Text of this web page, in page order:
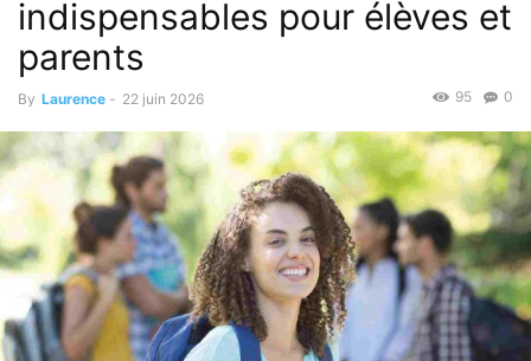
indispensables pour élèves et
parents
By Laurence - 22 juin 2026 0
95